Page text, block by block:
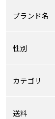
ブランド名
性別
カテゴリ
送料